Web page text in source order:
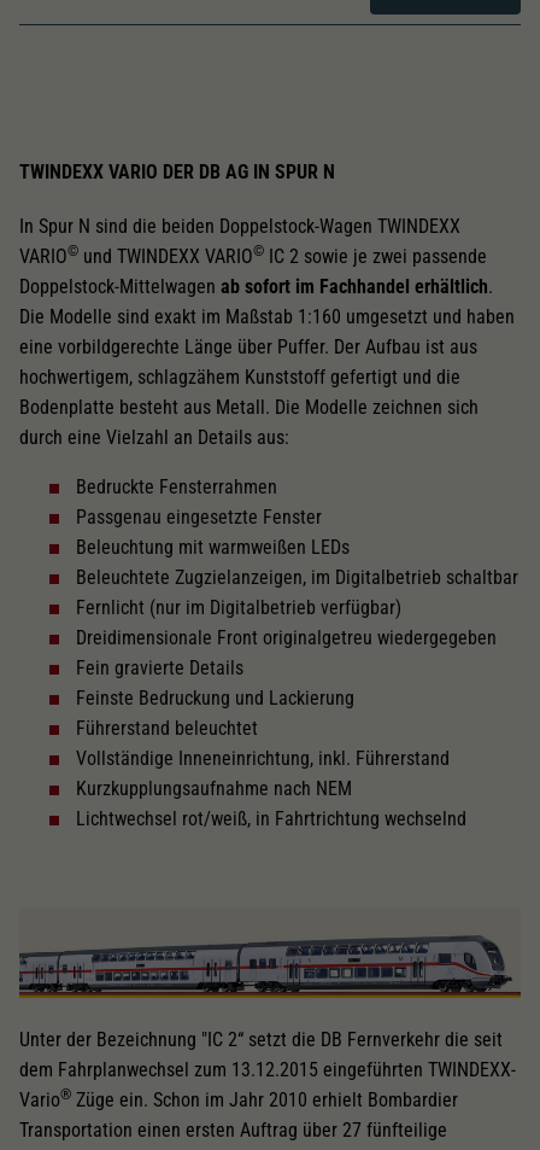
TWINDEXX VARIO DER DB AG IN SPUR N
In Spur N sind die beiden Doppelstock-Wagen TWINDEXX
VARIO© und TWINDEXX VARIO© IC 2 sowie je zwei passende
Doppelstock-Mittelwagen ab sofort im Fachhandel erhältlich.
Die Modelle sind exakt im Maßstab 1:160 umgesetzt und haben
eine vorbildgerechte Länge über Puffer. Der Aufbau ist aus
hochwertigem, schlagzähem Kunststoff gefertigt und die
Bodenplatte besteht aus Metall. Die Modelle zeichnen sich
durch eine Vielzahl an Details aus:
Bedruckte Fensterrahmen
Passgenau eingesetzte Fenster
Beleuchtung mit warmweißen LEDs
Beleuchtete Zugzielanzeigen, im Digitalbetrieb schaltbar
Fernlicht (nur im Digitalbetrieb verfügbar)
Dreidimensionale Front originalgetreu wiedergegeben
Fein gravierte Details
Feinste Bedruckung und Lackierung
Führerstand beleuchtet
Vollständige Inneneinrichtung, inkl. Führerstand
Kurzkupplungsaufnahme nach NEM
Lichtwechsel rot/weiß, in Fahrtrichtung wechselnd
Unter der Bezeichnung "IC 2“ setzt die DB Fernverkehr die seit
dem Fahrplanwechsel zum 13.12.2015 eingeführten TWINDEXX-
Vario® Züge ein. Schon im Jahr 2010 erhielt Bombardier
Transportation einen ersten Auftrag über 27 fünfteilige